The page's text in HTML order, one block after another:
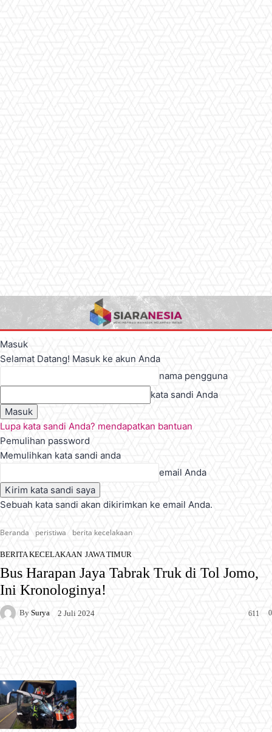
Masuk
Selamat Datang! Masuk ke akun Anda
nama pengguna
kata sandi Anda
Lupa kata sandi Anda? mendapatkan bantuan
Pemulihan password
Memulihkan kata sandi anda
email Anda
Sebuah kata sandi akan dikirimkan ke email Anda.
Beranda peristiwa berita kecelakaan
BERITA KECELAKAAN JAWA TIMUR
Bus Harapan Jaya Tabrak Truk di Tol Jomo,
Ini Kronologinya!
By Surya 2 Juli 2024 0
611